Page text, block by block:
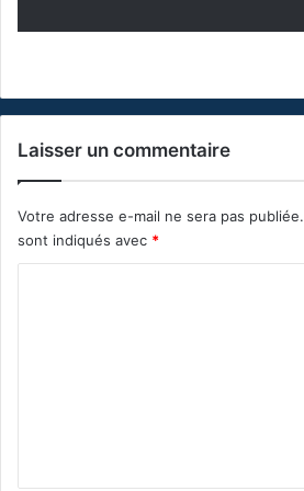
Laisser un commentaire
Votre adresse e-mail ne sera pas publiée.
sont indiqués avec *